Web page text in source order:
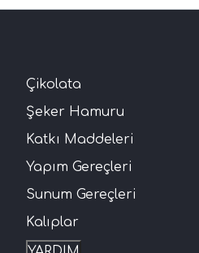
Çikolata
Şeker Hamuru
Katkı Maddeleri
Yapım Gereçleri
Sunum Gereçleri
Kalıplar